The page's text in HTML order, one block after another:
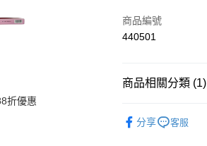
折優惠
信用卡
商品編號
440501
商品相關分類 (1)
分享
客服